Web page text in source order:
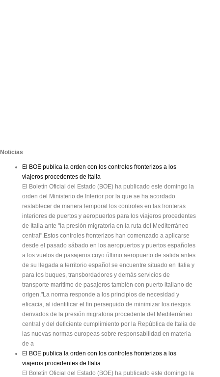
Noticias
El BOE publica la orden con los controles fronterizos a los
viajeros procedentes de Italia
El Boletín Oficial del Estado (BOE) ha publicado este domingo la
orden del Ministerio de Interior por la que se ha acordado
restablecer de manera temporal los controles en las fronteras
interiores de puertos y aeropuertos para los viajeros procedentes
de Italia ante "la presión migratoria en la ruta del Mediterráneo
central".Estos controles fronterizos han comenzado a aplicarse
desde el pasado sábado en los aeropuertos y puertos españoles
a los vuelos de pasajeros cuyo último aeropuerto de salida antes
de su llegada a territorio español se encuentre situado en Italia y
para los buques, transbordadores y demás servicios de
transporte marítimo de pasajeros también con puerto italiano de
origen."La norma responde a los principios de necesidad y
eficacia, al identificar el fin perseguido de minimizar los riesgos
derivados de la presión migratoria procedente del Mediterráneo
central y del deficiente cumplimiento por la República de Italia de
las nuevas normas europeas sobre responsabilidad en materia
de a
El BOE publica la orden con los controles fronterizos a los
viajeros procedentes de Italia
El Boletín Oficial del Estado (BOE) ha publicado este domingo la